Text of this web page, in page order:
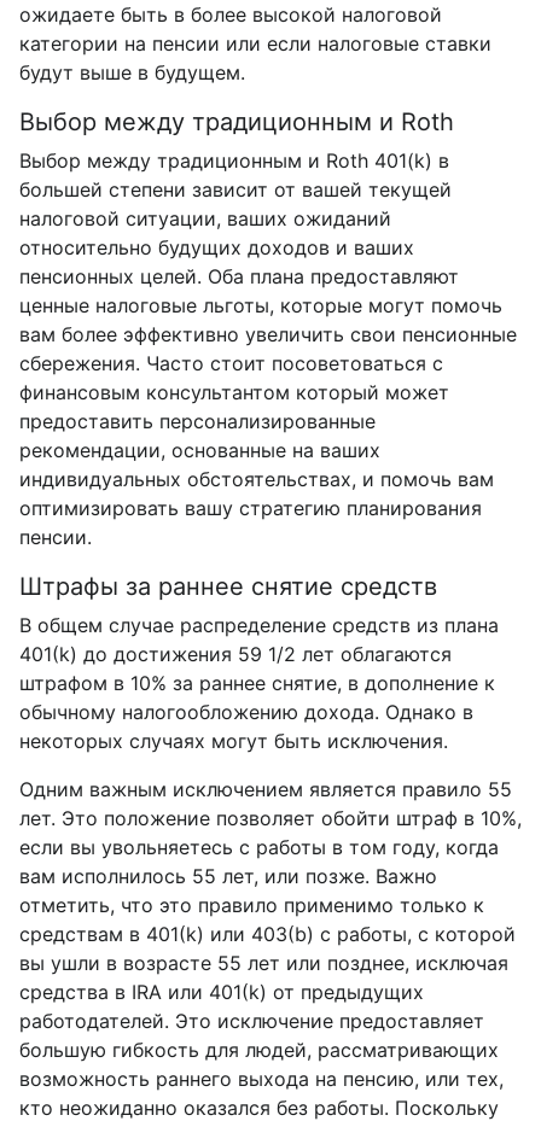
ожидаете быть в более высокой налоговой
категории на пенсии или если налоговые ставки
будут выше в будущем.
Выбор между традиционным и Roth
Выбор между традиционным и Roth 401(k) в
большей степени зависит от вашей текущей
налоговой ситуации, ваших ожиданий
относительно будущих доходов и ваших
пенсионных целей. Оба плана предоставляют
ценные налоговые льготы, которые могут помочь
вам более эффективно увеличить свои пенсионные
сбережения. Часто стоит посоветоваться с
финансовым консультантом который может
предоставить персонализированные
рекомендации, основанные на ваших
индивидуальных обстоятельствах, и помочь вам
оптимизировать вашу стратегию планирования
пенсии.
Штрафы за раннее снятие средств
В общем случае распределение средств из плана
401(k) до достижения 59 1/2 лет облагаются
штрафом в 10% за раннее снятие, в дополнение к
обычному налогообложению дохода. Однако в
некоторых случаях могут быть исключения.
Одним важным исключением является правило 55
лет. Это положение позволяет обойти штраф в 10%,
если вы увольняетесь с работы в том году, когда
вам исполнилось 55 лет, или позже. Важно
отметить, что это правило применимо только к
средствам в 401(k) или 403(b) с работы, с которой
вы ушли в возрасте 55 лет или позднее, исключая
средства в IRA или 401(k) от предыдущих
работодателей. Это исключение предоставляет
большую гибкость для людей, рассматривающих
возможность раннего выхода на пенсию, или тех,
кто неожиданно оказался без работы. Поскольку